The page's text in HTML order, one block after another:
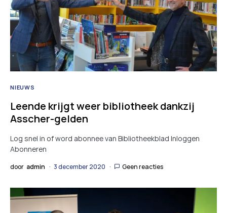
NIEUWS
Leende krijgt weer bibliotheek dankzij
Asscher-gelden
Log snel in of word abonnee van Bibliotheekblad Inloggen
Abonneren
door admin 3 december 2020 Geen reacties